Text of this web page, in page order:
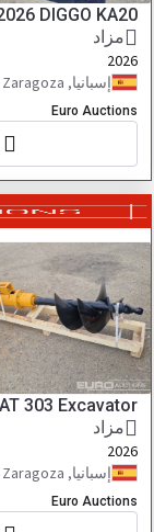
DIGGO KA20
مزاد
2026
إسبانيا, Zaragoza
Euro Auctions
303 Excavator
مزاد
2026
إسبانيا, Zaragoza
Euro Auctions